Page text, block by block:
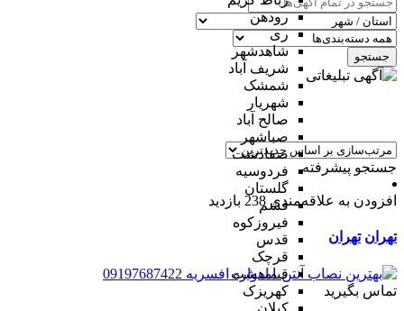
رودهن
ری
شاهدشهر
شریف آباد
شمشک
شهریار
صالح آباد
صباشهر
صفادشت
فردوسیه
گلستان
فشم
فیروزکوه
قدس
قرچک
قیامدشت
کهریزک
جستجو
جستجو پیشرفته
افزودن به علاقه‌مندی 238 بازدید
تهران تهران
تماس بگیرید